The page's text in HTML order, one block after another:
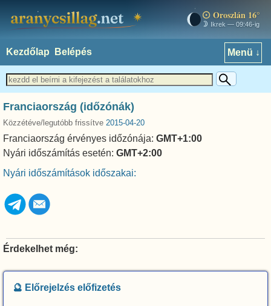
aranycsillag.net Oroszlán 16°
Ikrek — 09:46-ig
Kezdőlap Belépés Menü ↓
Franciaország (időzónák)
Közzétéve/legutóbb frissítve 2015-04-20
Franciaország érvényes időzónája: GMT+1:00
Nyári időszámítás esetén: GMT+2:00
Nyári időszámítások időszakai:
Érdekelhet még:
🔮 Előrejelzés előfizetés